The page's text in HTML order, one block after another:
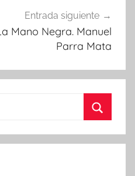
Entrada siguiente
Mano Negra. Manuel
Parra Mata